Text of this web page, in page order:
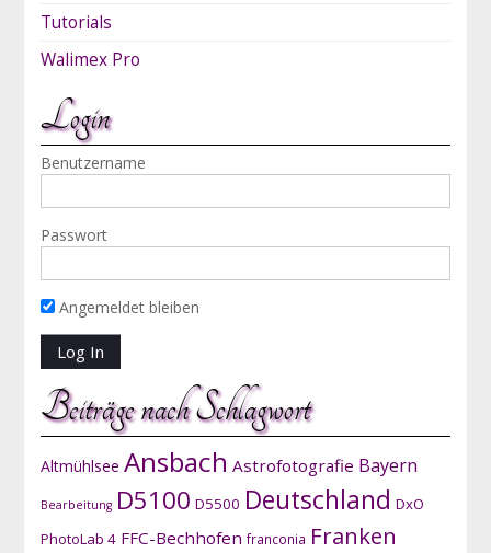
Tutorials
Walimex Pro
Login
Benutzername
Passwort
Angemeldet bleiben
Beiträge nach Schlagwort
Altmühlsee Ansbach Astrofotografie Bayern
Bearbeitung D5100 D5500 Deutschland DxO
PhotoLab 4 FFC-Bechhofen franconia Franken